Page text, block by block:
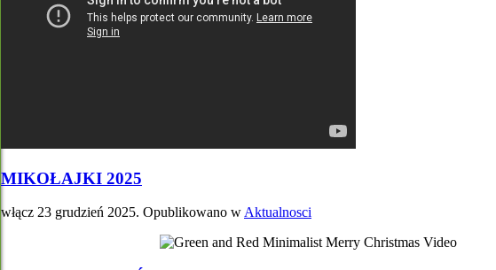
MIKOŁAJKI 2025
włącz 23 grudzień 2025. Opublikowano w Aktualnosci